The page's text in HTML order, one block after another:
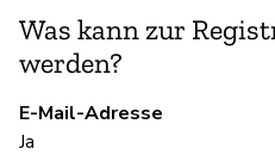
Was kann zur
werden?
E-Mail-Adresse
Ja